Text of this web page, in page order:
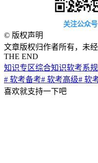
关注公众号
© 版权声明
文章版权归作者所有，未经
THE END
知识专区综合知识软考系规
# 软考备考# 软考高级# 软
喜欢就支持一下吧